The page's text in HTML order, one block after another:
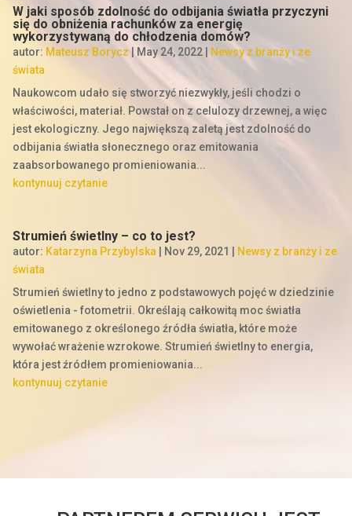
W jaki sposób zdolność do odbijania światła przyczyni
się do obniżenia rachunków za energię
wykorzystywaną do chłodzenia domów?
autor: Mateusz Borycz | May 24, 2022| Newsy z branży i ze
świata
Naukowcom udało się stworzyć niezwykły, jeśli chodzi o
właściwości, materiał. Powstał on z celulozy drzewnej, a więc
jest ekologiczny. Jego największą zaletą jest zdolność do
odbijania światła słonecznego oraz emitowania
zaabsorbowanego promieniowania...
kontynuuj czytanie
Strumień świetlny – co to jest?
autor: Katarzyna Przybylska | Nov 29, 2021 | Newsy z branży i ze
świata
Strumień świetlny to jedno z podstawowych pojęć w dziedzinie
oświetlenia - fotometrii. Określają całkowitą moc światła
emitowanego z określonego źródła światła, które może
wywołać wrażenie wzrokowe. Strumień świetlny to energia,
która jest źródłem promieniowania...
kontynuuj czytanie